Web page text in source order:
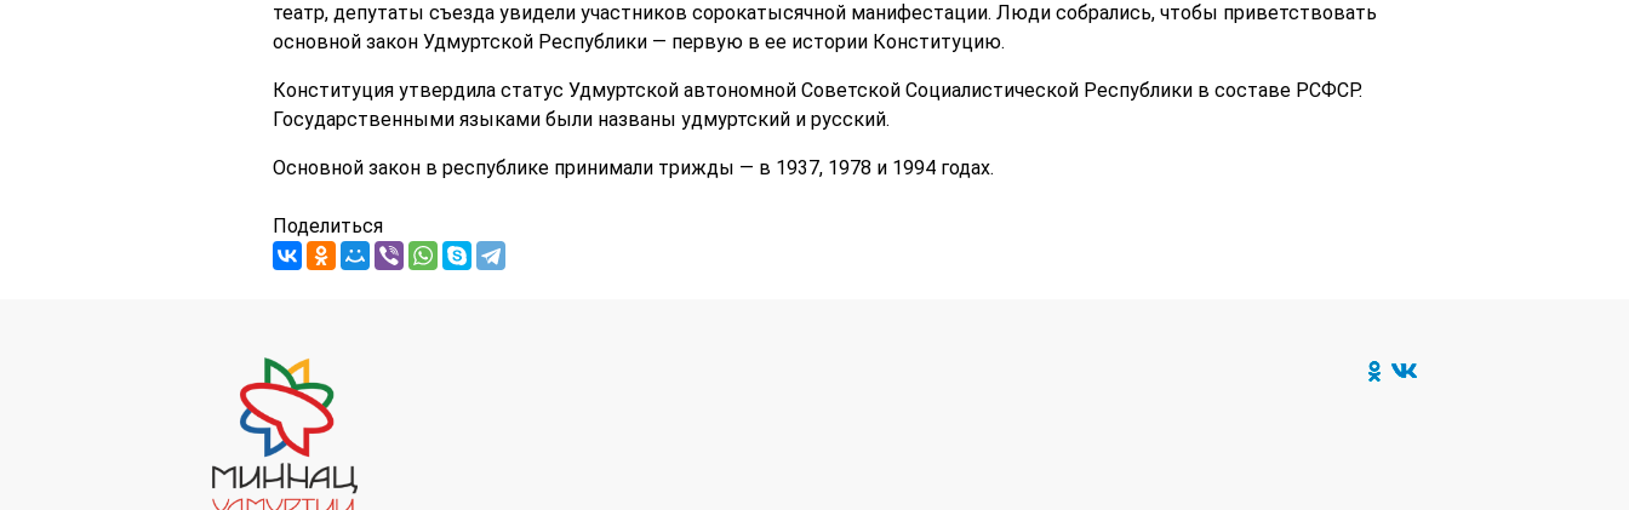
театр, депутаты съезда увидели участников сорокатысячной манифестации. Люди собрались, чтобы приветствовать
основной закон Удмуртской Республики — первую в ее истории Конституцию.
Конституция утвердила статус Удмуртской автономной Советской Социалистической Республики в составе РСФСР.
Государственными языками были названы удмуртский и русский.
Основной закон в республике принимали трижды — в 1937, 1978 и 1994 годах.
Поделиться